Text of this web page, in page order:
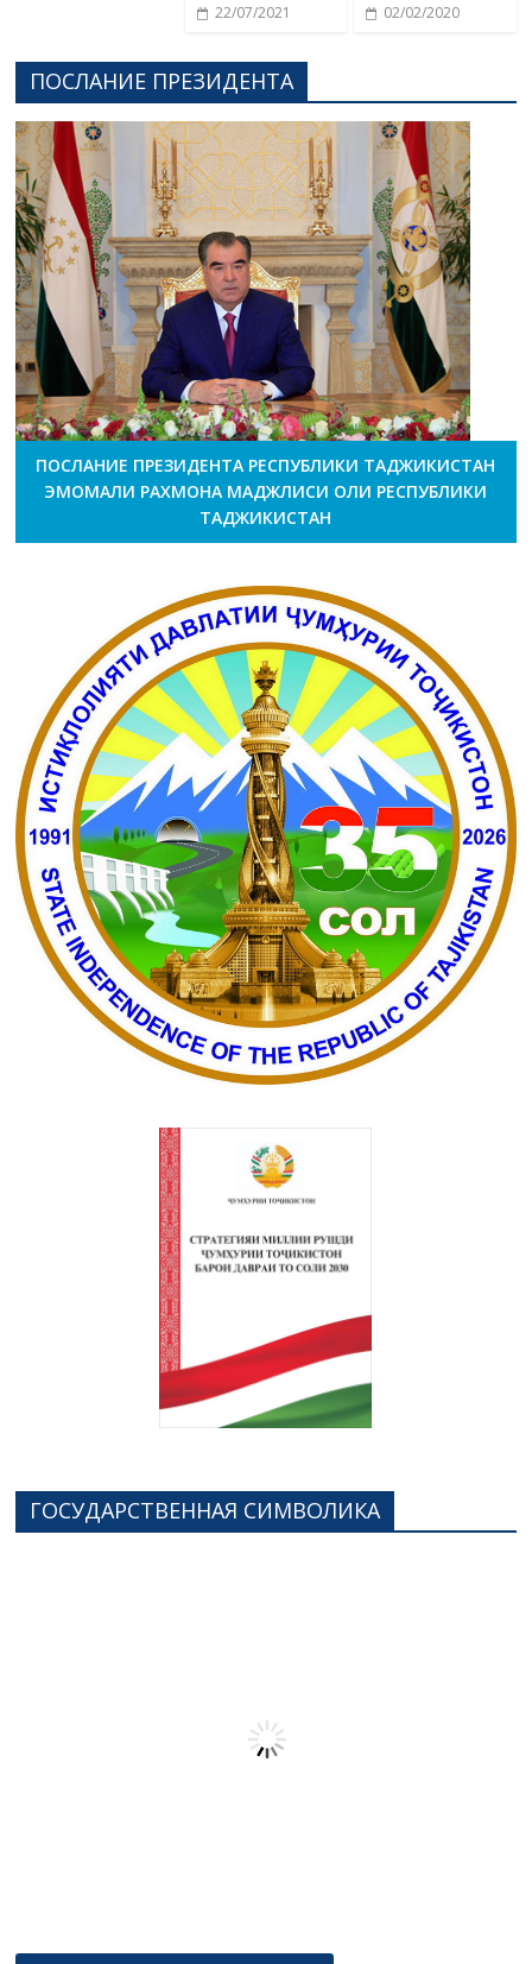
22/07/2021 02/02/2020
ПОСЛАНИЕ ПРЕЗИДЕНТА
ПОСЛАНИЕ ПРЕЗИДЕНТА РЕСПУБЛИКИ ТАДЖИКИСТАН
ЭМОМАЛИ РАХМОНА МАДЖЛИСИ ОЛИ РЕСПУБЛИКИ
ТАДЖИКИСТАН
ГОСУДАРСТВЕННАЯ СИМВОЛИКА